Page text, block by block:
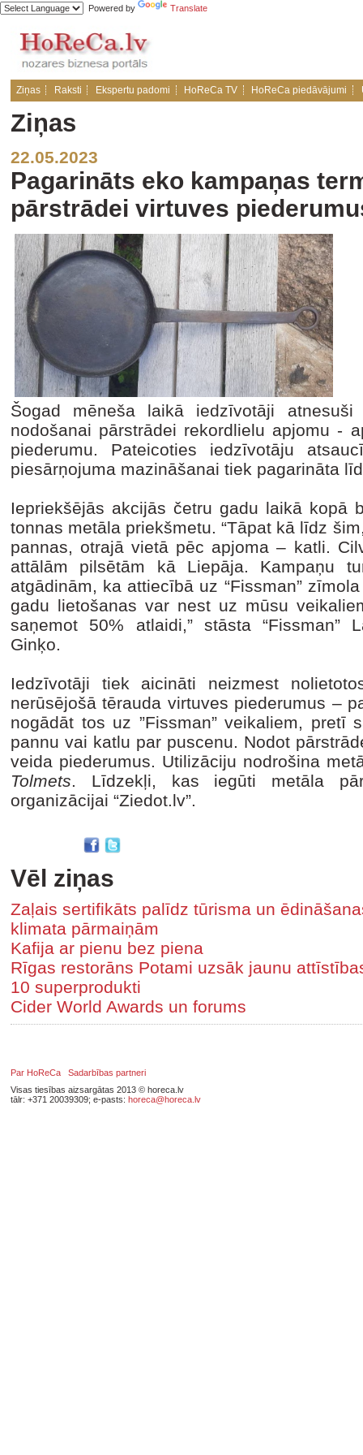
Powered by Translate
Ziņas Raksti Ekspertu padomi HoReCa TV HoReCa piedāvājumi
Ziņas
22.05.2023
Pagarināts eko kampaņas
pārstrādei virtuves
Šogad mēneša laikā iedzīvotāji atnesuši
nodošanai pārstrādei rekordlielu apjomu -
piederumu. Pateicoties iedzīvotāju
piesārņojuma mazināšanai tiek pagarināta
Iepriekšējās akcijās četru gadu laikā kopā
tonnas metāla priekšmetu. “Tāpat kā līdz
pannas, otrajā vietā pēc apjoma – katli.
attālām pilsētām kā Liepāja. Kampaņu
atgādinām, ka attiecībā uz “Fissman”
gadu lietošanas var nest uz mūsu
saņemot 50% atlaidi,” stāsta “Fissman”
Ginķo.
Iedzīvotāji tiek aicināti neizmest
nerūsējošā tērauda virtuves piederumus –
nogādāt tos uz ”Fissman” veikaliem, pretī
pannu vai katlu par puscenu. Nodot
veida piederumus. Utilizāciju nodrošina
Tolmets. Līdzekļi, kas iegūti metāla
organizācijai “Ziedot.lv”.
Vēl ziņas
Zaļais sertifikāts palīdz tūrisma un
klimata pārmaiņām
Kafija ar pienu bez piena
Rīgas restorāns Potami uzsāk jaunu
10 superprodukti
Cider World Awards un forums
Par HoReCa
Sadarbības partneri
Visas tiesības aizsargātas 2013 © horeca.lv
tālr: +371 20039309; e-pasts: horeca@horeca.lv